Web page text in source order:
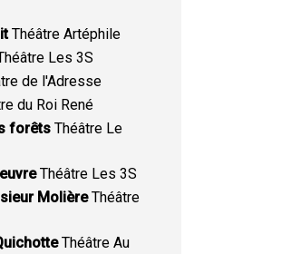
Théâtre Artéphile
Les 3S
de l'Adresse
du Roi René
forêts Théâtre Le
Théâtre Les 3S
MolièreThéâtre
Théâtre Au